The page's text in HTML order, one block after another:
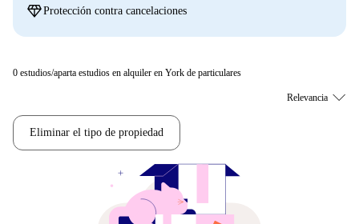
diamondProtección contra cancelaciones
0 estudios/aparta estudios en alquiler en York de particulares
Eliminar el tipo de propiedad